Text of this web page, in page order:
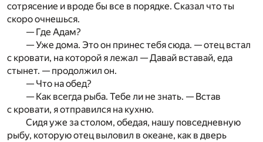
сотрясение и вроде бы все в порядке. Сказал что ты
скоро очнешься.
— Где Адам?
— Уже дома. Это он принес тебя сюда. — отец встал
с кровати, на которой я лежал — Давай вставай, еда
стынет. — продолжил он.
— Что на обед?
— Как всегда рыба. Тебе ли не знать. — Встав
с кровати, я отправился на кухню.
Сидя уже за столом, обедая, нашу повседневную
рыбу, которую отец выловил в океане, как в дверь